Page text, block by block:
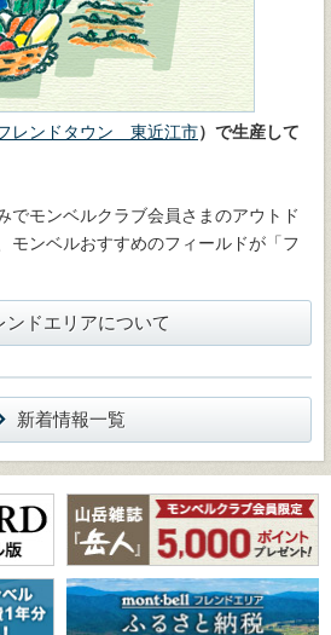
レンドタウン 東近江市）で生産して
でモンベルクラブ会員さまのアウトド
モンベルおすすめのフィールドが「フ
ンドエリアについて
新着情報一覧